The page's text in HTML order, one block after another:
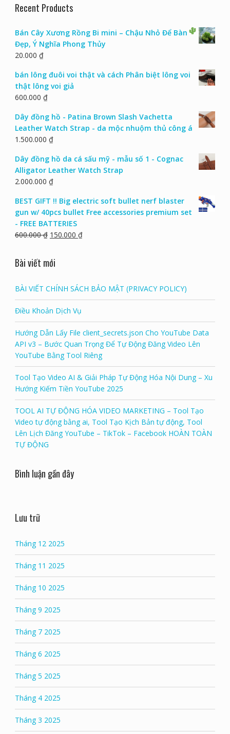
Recent Products
Bán Cây Xương Rồng Bi mini – Chậu Nhỏ Để Bàn
Đẹp, Ý Nghĩa Phong Thủy
20.000 ₫
bán lông đuôi voi thật và cách Phân biệt lông voi
thật lông voi giả
600.000 ₫
Dây đồng hồ - Patina Brown Slash Vachetta
Leather Watch Strap - da mộc nhuộm thủ công á
1.500.000 ₫
Dây đồng hồ da cá sấu mỹ - mẫu số 1 - Cognac
Alligator Leather Watch Strap
2.000.000 ₫
BEST GIFT !! Big electric soft bullet nerf blaster
gun w/ 40pcs bullet Free accessories premium set
- FREE BATTERIES
600.000₫ 150.000 ₫
Bài viết mới
BÀI VIẾT CHÍNH SÁCH BẢO MẬT (PRIVACY POLICY)
Điều Khoản Dịch Vụ
Hướng Dẫn Lấy File client_secrets.json Cho YouTube Data
API v3 – Bước Quan Trọng Để Tự Động Đăng Video Lên
YouTube Bằng Tool Riêng
Tool Tạo Video AI & Giải Pháp Tự Động Hóa Nội Dung – Xu
Hướng Kiếm Tiền YouTube 2025
TOOL AI TỰ ĐỘNG HÓA VIDEO MARKETING – Tool Tạo
Video tự động bằng ai, Tool Tạo Kịch Bản tự động, Tool
Lên Lịch Đăng YouTube – TikTok – Facebook HOÀN TOÀN
TỰ ĐỘNG
Bình luận gần đây
Lưu trữ
Tháng 12 2025
Tháng 11 2025
Tháng 10 2025
Tháng 9 2025
Tháng 7 2025
Tháng 6 2025
Tháng 5 2025
Tháng 4 2025
Tháng 3 2025